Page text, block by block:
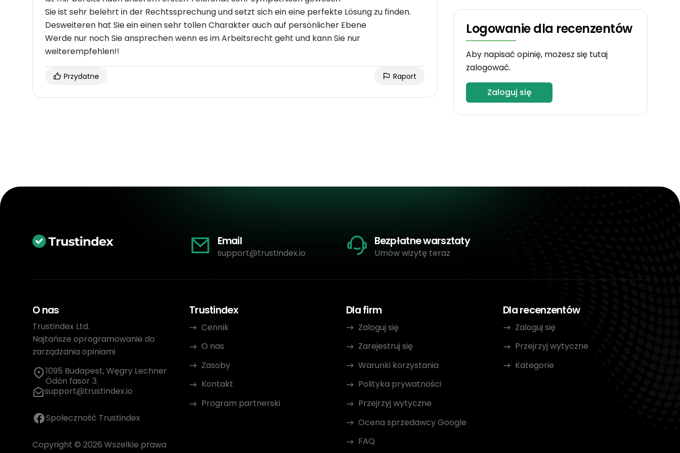
Sie ist sehr belehrt in der Rechtssprechung und setzt sich ein eine perfekte Lösung zu finden.
Desweiteren hat Sie ein einen sehr tollen Charakter auch auf persönlicher Ebene
Werde nur noch Sie ansprechen wenn es im Arbeitsrecht geht und kann Sie nur
weiterempfehlen!!
Przydatne Raport
Logowanie dla recenzentów
Aby napisać opinię, możesz się tutaj
zalogować.
Zaloguj się
Email
support@trustindex.io
Bezpłatne warsztaty
Umów wizytę teraz
O nas
Trustindex Ltd.
Najtańsze oprogramowanie do
zarządzania opiniami
1095 Budapest, Węgry Lechner
Ödön fasor 3.
support@trustindex.io
Społeczność Trustindex
Copyright © 2026 Wszelkie prawa
Trustindex
Cennik
O nas
Zasoby
Kontakt
Program partnerski
Dla firm
Zaloguj się
Zarejestruj się
Warunki korzystania
Polityka prywatności
Przejrzyj wytyczne
Ocena sprzedawcy Google
FAQ
Dla recenzentów
Zaloguj się
Przejrzyj wytyczne
Kategorie